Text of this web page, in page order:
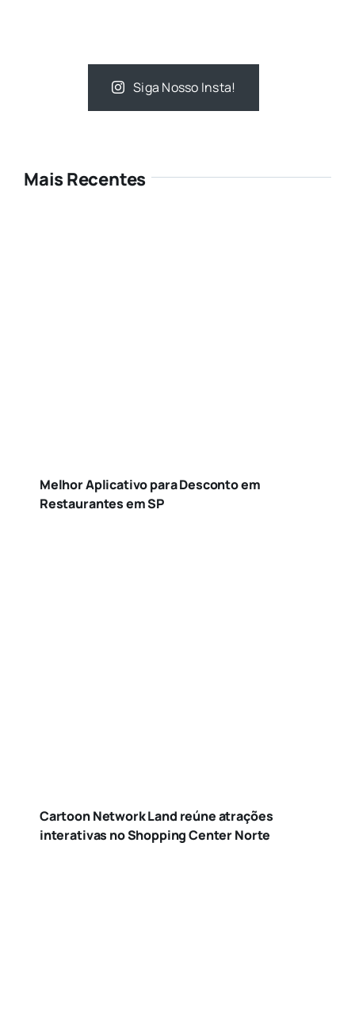
Siga Nosso Insta!
Mais Recentes
Melhor Aplicativo para Desconto em
Restaurantes em SP
Cartoon Network Land reúne atrações
interativas no Shopping Center Norte